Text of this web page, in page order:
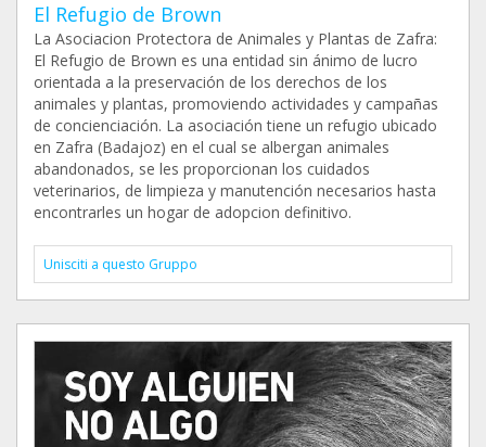
El Refugio de Brown
La Asociacion Protectora de Animales y Plantas de Zafra:
El Refugio de Brown es una entidad sin ánimo de lucro
orientada a la preservación de los derechos de los
animales y plantas, promoviendo actividades y campañas
de concienciación. La asociación tiene un refugio ubicado
en Zafra (Badajoz) en el cual se albergan animales
abandonados, se les proporcionan los cuidados
veterinarios, de limpieza y manutención necesarios hasta
encontrarles un hogar de adopcion definitivo.
Unisciti a questo Gruppo